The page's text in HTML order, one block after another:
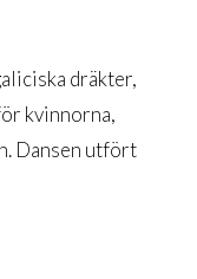
dräkter,
kvinnorna,
Dansen utfört